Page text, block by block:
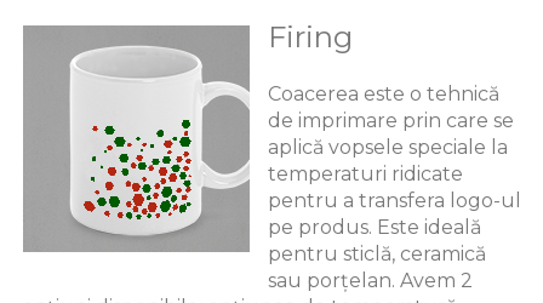
Firing
Coacerea este o tehnică
de imprimare prin care se
aplică vopsele speciale la
temperaturi ridicate
pentru a transfera logo-ul
pe produs. Este ideală
pentru sticlă, ceramică
sau porțelan. Avem 2